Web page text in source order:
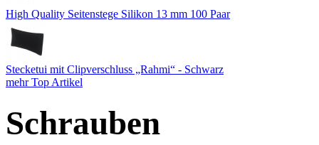
High Quality Seitenstege Silikon 13 mm 100 Paar
Stecketui mit Clipverschluss „Rahmi“ - Schwarz
mehr Top Artikel
Schrauben